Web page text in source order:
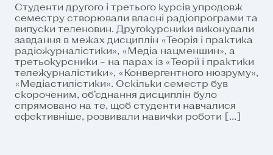
Студенти другого і третього курсів упродовж
семестру створювали власні радіопрограми та
випуски теленовин. Другокурсники виконували
завдання в межах дисциплін «Теорія і практика
радіожурналістики», «Медіа нацменшин», а
третьокурсники – на парах із «Теорії і практики
тележурналістики», «Конвергентного нюзруму»,
«Медіастилістики». Оскільки семестр був
скороченим, об’єднання дисциплін було
спрямовано на те, щоб студенти навчалися
ефективніше, розвивали навички роботи […]